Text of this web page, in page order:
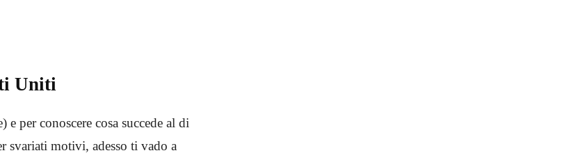
Uniti
per conoscere cosa succede al di
svariati motivi, adesso ti vado a